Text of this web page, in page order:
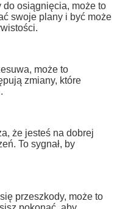
osiągnięcia, może to
swoje plany i być może
może to
zmiany, które
że jesteś na dobrej
To sygnał, by
przeszkody, może to